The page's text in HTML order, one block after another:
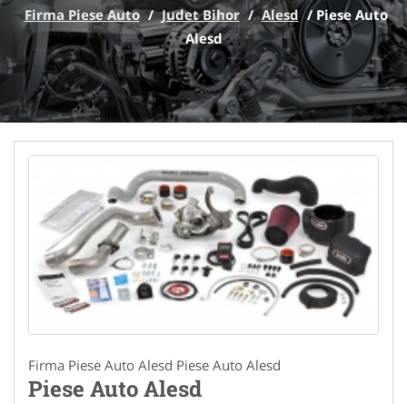
Firma Piese Auto / Judet Bihor / Alesd / Piese Auto
Alesd
Firma Piese Auto Alesd Piese Auto Alesd
Piese Auto Alesd